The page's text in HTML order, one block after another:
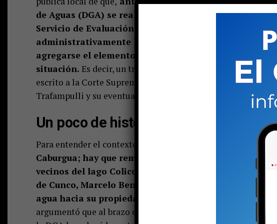
de Aguas (DGA) se realice una Evaluación de
Servicio de Evaluación Ambiental (SEA). Lo anterior
administrativamente la resolución de la DGA estaba
agregarse el elemento del cambio climático (y la
situación. Es decir, un triunfo para los locales. Pero los
escrito a la Corte Suprema para que sea el máximo
Trafampulli y su eventual efecto en el Caburgua.
Un poco de historia
Para entender el contexto lo sucedido con el brazo
Caburgua; hay que remitirse a la primera década del
vecinos del lago Colico denunció que el propietario
de Cunco, Marcelo Benito, había intervenido el río al
agua hacia su propiedad y terminara en el lago
argumentó que al brazo estaba ahí desde principios del